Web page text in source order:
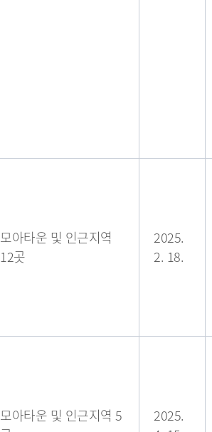
모아타운 및 인근지역
12곳
2025.
2. 18.
모아타운 및 인근지역 5
2025.